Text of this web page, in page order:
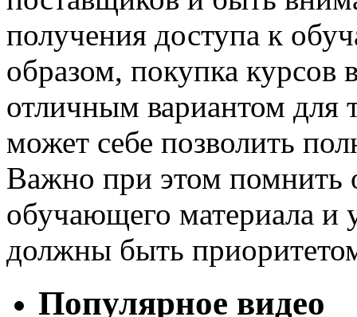
получения доступа к
образом, покупка курсов
отличным вариантом для
может себе позволить
Важно при этом помнить
обучающего материала и
должны быть
Популярное видео